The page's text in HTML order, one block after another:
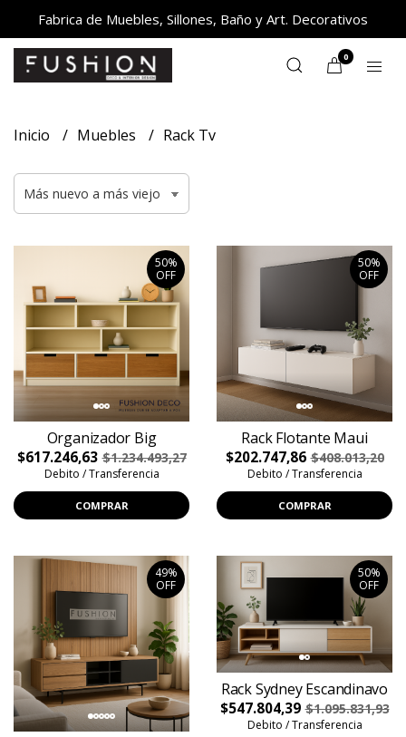
Fabrica de Muebles, Sillones, Baño y Art. Decorativos
0
Inicio Muebles Rack Tv
50%
OFF
Organizador Big
$617.246,63 $1.234.493,27
Debito / Transferencia
COMPRAR
50%
OFF
Rack Flotante Maui
$202.747,86 $408.013,20
Debito / Transferencia
COMPRAR
49%
OFF
50%
OFF
Rack Sydney Escandinavo
$547.804,39 $1.095.831,93
Debito / Transferencia